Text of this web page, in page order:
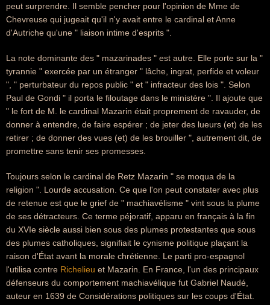
peut surprendre. Il semble pencher pour l'opinion de Mme de
Chevreuse qui jugeait qu'il n'y avait entre le cardinal et Anne
d'Autriche qu'une " liaison intime d'esprits ".
La note dominante des " mazarinades " est autre. Elle porte sur la "
tyrannie " exercée par un étranger " lâche, ingrat, perfide et voleur
", " perturbateur du repos public " et " infracteur des lois ". Selon
Paul de Gondi " il porta le filoutage dans le ministère ". Il ajoute que
" le fort de M. le cardinal Mazarin était proprement de ravauder, de
donner à entendre, de faire espérer ; de jeter des lueurs (et) de les
retirer ; de donner des vues (et) de les brouiller ", autrement dit, de
promettre sans tenir ses promesses.
Toujours selon le cardinal de Retz Mazarin " se moqua de la
religion ". Lourde accusation. Ce que l'on peut constater avec plus
de retenue est que le grief de " machiavélisme " vint sous la plume
de ses détracteurs. Ce terme péjoratif, apparu en français à la fin
du XVIe siècle aussi bien sous des plumes protestantes que sous
des plumes catholiques, signifiait le cynisme politique plaçant la
raison d'État avant la morale chrétienne. Le parti pro-espagnol
l'utilisa contre Richelieu et Mazarin. En France, l'un des principaux
défenseurs du comportement machiavélique fut Gabriel Naudé,
auteur en 1639 de Considérations politiques sur les coups d'État.